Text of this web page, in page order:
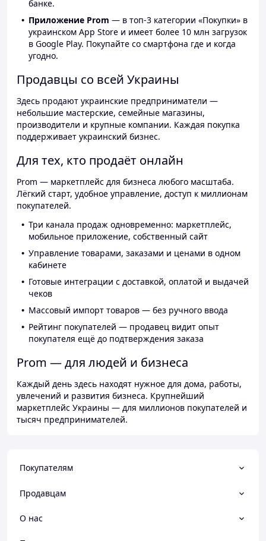
банке.
Приложение Prom — в топ-3 категории «Покупки» в
украинском App Store и имеет более 10 млн загрузок
в Google Play. Покупайте со смартфона где и когда
угодно.
Продавцы со всей Украины
Здесь продают украинские предприниматели —
небольшие мастерские, семейные магазины,
производители и крупные компании. Каждая покупка
поддерживает украинский бизнес.
Для тех, кто продаёт онлайн
Prom — маркетплейс для бизнеса любого масштаба.
Лёгкий старт, удобное управление, доступ к миллионам
покупателей.
Три канала продаж одновременно: маркетплейс,
мобильное приложение, собственный сайт
Управление товарами, заказами и ценами в одном
кабинете
Готовые интеграции с доставкой, оплатой и выдачей
чеков
Массовый импорт товаров — без ручного ввода
Рейтинг покупателей — продавец видит опыт
покупателя ещё до подтверждения заказа
Prom — для людей и бизнеса
Каждый день здесь находят нужное для дома, работы,
увлечений и развития бизнеса. Крупнейший
маркетплейс Украины — для миллионов покупателей и
тысяч предпринимателей.
Покупателям
Продавцам
О нас